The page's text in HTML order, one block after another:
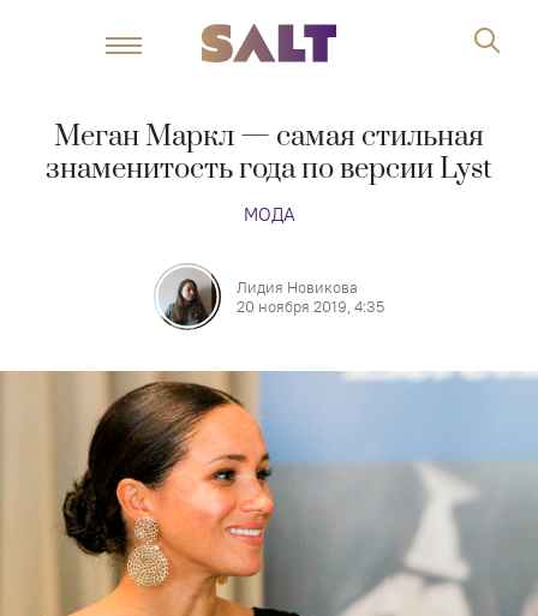
Меган Маркл — самая стильная
знаменитость года по версии Lyst
МОДА
Лидия Новикова
20 ноября 2019, 4:35